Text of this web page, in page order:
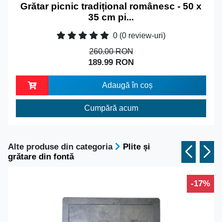
Grătar picnic tradițional românesc - 50 x
35 cm pi...
0 (0 review-uri)
260.00 RON
189.99 RON
Adaugă în coș
Cumpără acum
Alte produse din categoria
Plite și
grătare din fontă
-17%